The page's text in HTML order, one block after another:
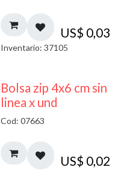
US$ 0,03
Inventario: 37105
Bolsa zip 4x6 cm sin
linea x und
Cod: 07663
US$ 0,02